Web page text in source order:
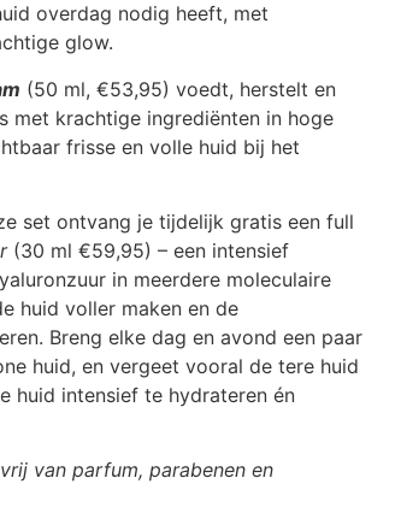
overdag nodig heeft, met
glow.
(50 ml, €53,95) voedt, herstelt en
met krachtige ingrediënten in hoge
frisse en volle huid bij het
set ontvang je tijdelijk gratis een full
(30 ml €59,95) – een intensief
in meerdere moleculaire
huid voller maken en de
Breng elke dag en avond een paar
huid, en vergeet vooral de tere huid
huid intensief te hydrateren én
van parfum, parabenen en